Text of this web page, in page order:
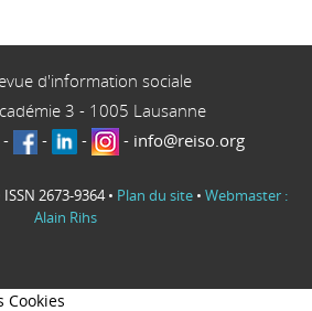
d'information sociale
3 - 1005 Lausanne
- - - - info@reiso.org
2673-9364 • Plan du site • Webmaster :
Alain Rihs